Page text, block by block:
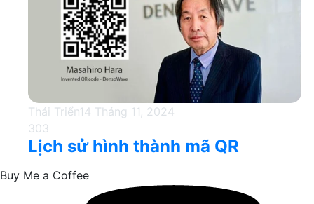
Thái Triển14 Tháng 11, 2024
303
Lịch sử hình thành mã QR
Buy Me a Coffee